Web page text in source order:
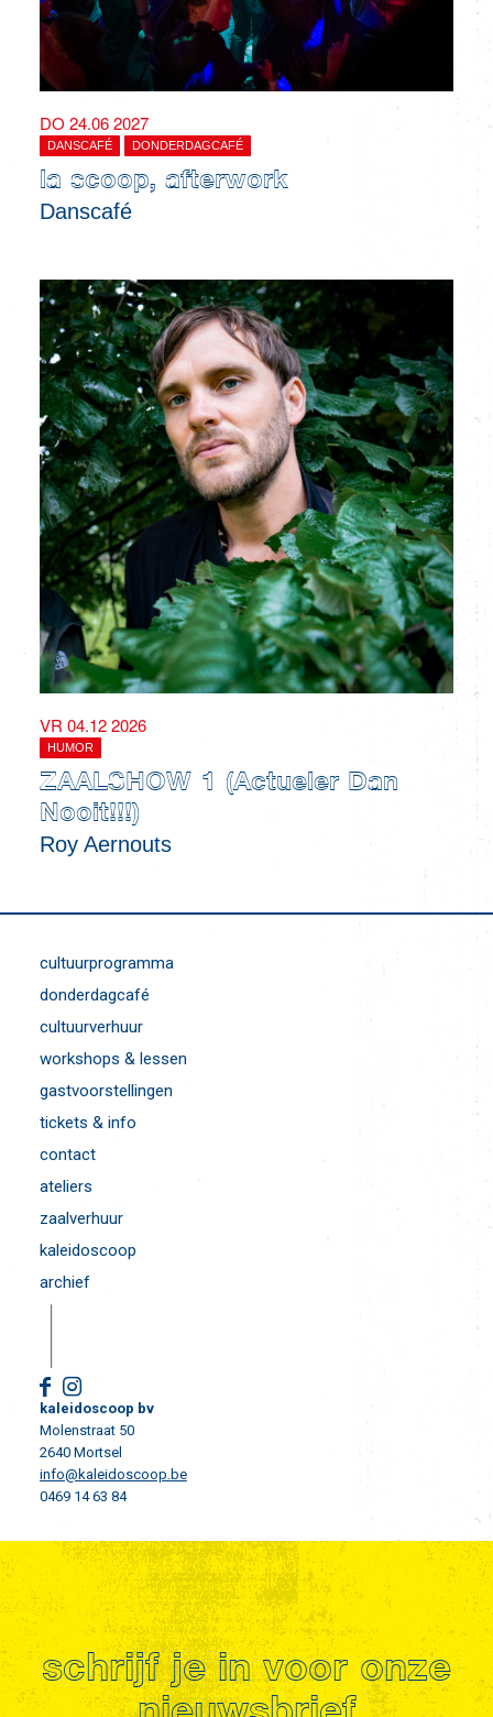
DO 24.06 2027
DANSCAFÉ DONDERDAGCAFÉ
la scoop, afterwork
Danscafé
VR 04.12 2026
HUMOR
ZAALSHOW 1 (Actueler Dan
Nooit!!!)
Roy Aernouts
cultuurprogramma
donderdagcafé
cultuurverhuur
workshops & lessen
gastvoorstellingen
tickets & info
contact
ateliers
zaalverhuur
kaleidoscoop
archief
kaleidoscoop bv
Molenstraat 50
2640 Mortsel
info@kaleidoscoop.be
0469 14 63 84
schrijf je in voor onze